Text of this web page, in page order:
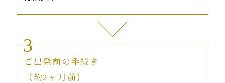
3
ご出発前の手続き
（約2ヶ月前）